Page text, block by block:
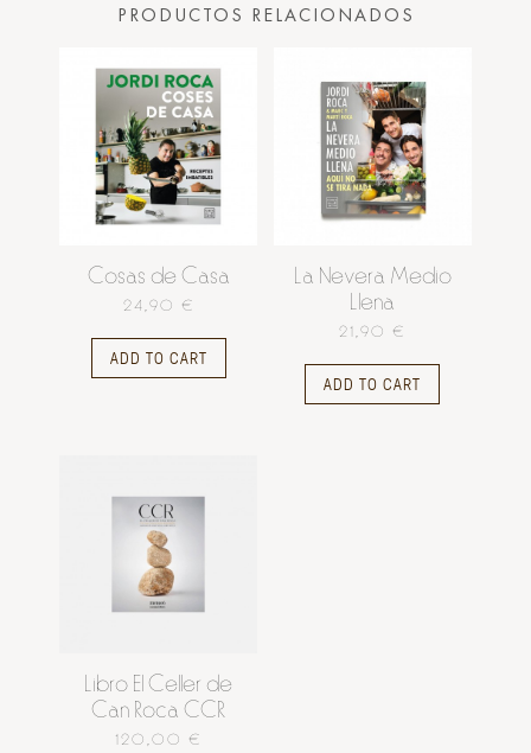
PRODUCTOS RELACIONADOS
Cosas de Casa
24,90 €
ADD TO CART
La Nevera Medio
Llena
21,90 €
ADD TO CART
Libro El Celler de
Can Roca CCR
120,00 €